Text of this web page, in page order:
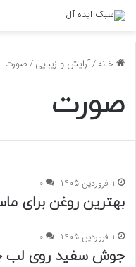
خانه/آرایش و زیبایی/صورت
صورت
1 فروردین 1405 0
بهترین روغن برای
1 فروردین 1405 0
جوش سفید روی